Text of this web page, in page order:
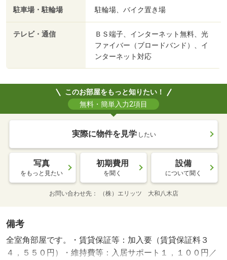
駐車場・駐輪場 駐輪場、バイク置き場
テレビ・通信
ＢＳ端子、インターネット無料、光
ファイバー（ブロードバンド）、イ
ンターネット対応
このお部屋をもっと知りたい！
無料・簡単入力2項目
実際に物件を見学 したい
写真
をもっと見たい
初期費用
を聞く
設備
について聞く
お問い合わせ先 （株）エリッツ 大和八木店
備考
全室角部屋です。・賃貸保証等：加入要（賃貸保証料３
４，５５０円）・維持費等：入居サポート１，１００円／